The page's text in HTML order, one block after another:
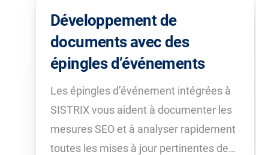
Développement de
documents avec des
épingles d’événements
Les épingles d’événement intégrées à
SISTRIX vous aident à documenter les
mesures SEO et à analyser rapidement
toutes les mises à jour pertinentes de